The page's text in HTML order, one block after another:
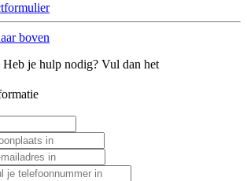
boven
Heb je hulp nodig? Vul dan het